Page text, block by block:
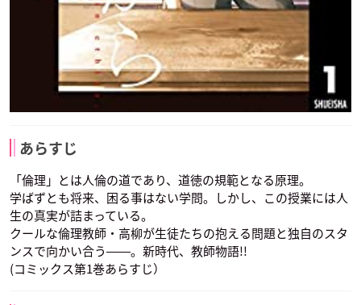
あらすじ
「倫理」とは人倫の道であり、道徳の規範となる原理。
学ばずとも将来、困る事はない学問。しかし、この授業には人
生の真実が詰まっている。
クールな倫理教師・高柳が生徒たちの抱える問題と独自のスタ
ンスで向かい合う――。新時代、教師物語!!
(コミックス第1巻あらすじ）